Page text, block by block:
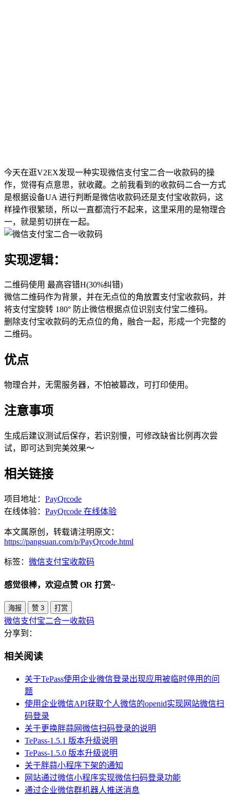
今天在逛V2EX发现一种实现微信支付宝二合一收款码的操
作，觉得有点意思，就收藏。之前我看到的收款码二合一方式
是根据设备UA 进行判断是微信收款码还是支付宝收款码，这
样操作很繁琐，所以一直都流行不起来，这里采用的是物理合
一，就是剪切拼在一起。
实现逻辑：
二维码使用 最高容错H(30%纠错)
微信二维码作为背景，并在无点位的角放置支付宝收款码，并
将支付宝旋转 180° 防止微信根据点位识别支付宝二维码。
删除支付宝收款码的无点位的角，融合一起，形成一个完整的
二维码。
优点
物理合并，无需服务器，不怕被篡改，可打印使用。
注意事项
生成后建议测试后保存，若识别慢，可修改缺省比例再次尝
试，即可达到完美效果～
相关链接
项目地址： PayQrcode
在线体验： PayQrcode 在线体验
本文属原创，转载请注明原文：
https://pangsuan.com/p/PayQrcode.html
标签： 微信支付宝收款码
感觉很棒，欢迎点赞 OR 打赏~
海报 赞 3 打赏
微信支付宝二合一收款码
分享到：
相关阅读
关于TePass使用企业微信登录出现应用被临时停用的问
题
使用企业微信API获取个人微信的openid实现网站微信扫
码登录
关于更换胖蒜网微信扫码登录的说明
TePass-1.5.1 版本升级说明
TePass-1.5.0 版本升级说明
关于胖蒜小程序下架的通知
网站通过微信小程序实现微信扫码登录功能
通过企业微信群机器人推送消息